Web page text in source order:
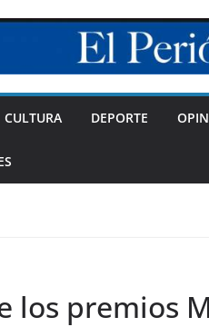
CULTURA DEPORTE
los premios